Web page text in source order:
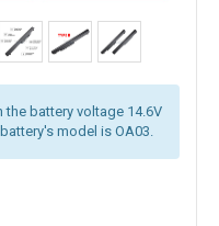
battery voltage 14.6V
model is OA03.